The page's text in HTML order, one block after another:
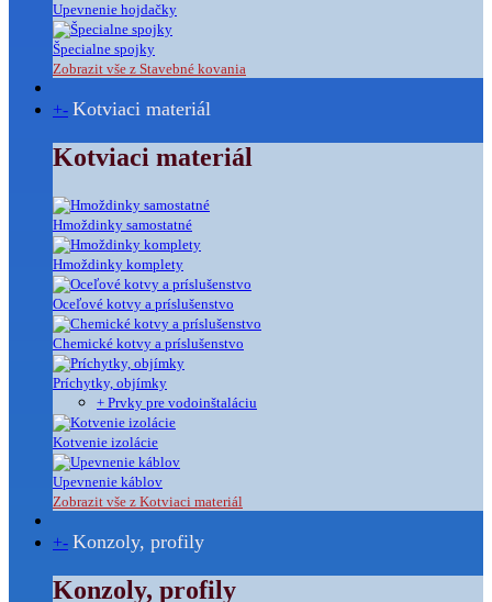
Upevnenie hojdačky
Špecialne spojky
Zobrazit vše z Stavebné kovania
+- Kotviaci materiál
Kotviaci materiál
Hmoždinky samostatné
Hmoždinky komplety
Oceľové kotvy a príslušenstvo
Chemické kotvy a príslušenstvo
Príchytky, objímky
+ Prvky pre vodoinštaláciu
Kotvenie izolácie
Upevnenie káblov
Zobrazit vše z Kotviaci materiál
+- Konzoly, profily
Konzoly, profily